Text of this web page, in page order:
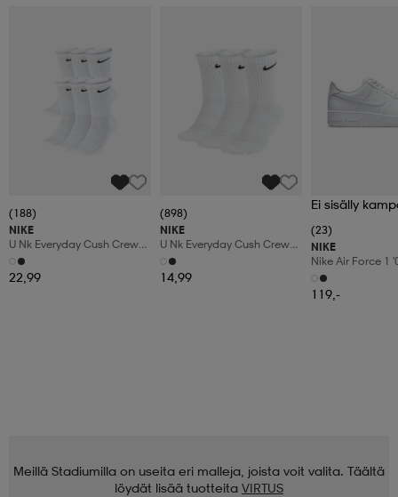
(188)
NIKE
U Nk Everyday Cush Crew
6pr-Bd
22,99
(898)
NIKE
U Nk Everyday Cush Crew
3pr
14,99
Ei sisälly
(23)
NIKE
Nike Air Force 1
Shoes
119,-
Meillä Stadiumilla on useita eri malleja, joista voit valita. Täältä
löydät lisää tuotteita VIRTUS